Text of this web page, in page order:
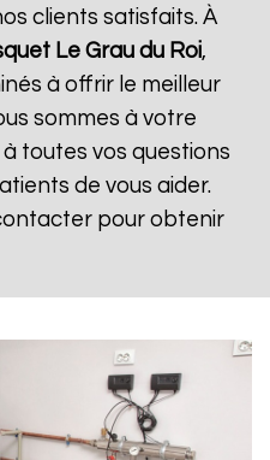
clients satisfaits. À
Le Grau du Roi,
à offrir le meilleur
sommes à votre
toutes vos questions
de vous aider.
pour obtenir